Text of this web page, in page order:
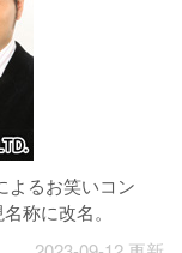
よるお笑いコン
称に改名。